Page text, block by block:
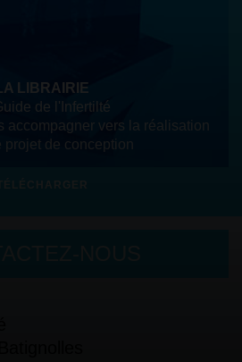
LA LIBRAIRIE
de l'Infertilté
accompagner vers la réalisation
projet de conception